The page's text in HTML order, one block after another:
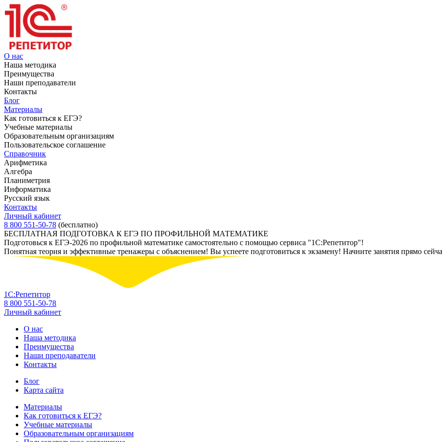
О нас
Наша методика
Преимущества
Наши преподаватели
Контакты
Блог
Материалы
Как готовиться к ЕГЭ?
Учебные материалы
Образовательным организациям
Пользовательское соглашение
Справочник
Арифметика
Алгебра
Планиметрия
Информатика
Русский язык
Контакты
Личный кабинет
8 800 551-50-78 (бесплатно)
БЕСПЛАТНАЯ ПОДГОТОВКА К ЕГЭ ПО ПРОФИЛЬНОЙ МАТЕМАТИКЕ
Подготовься к ЕГЭ-2026 по профильной математике самостоятельно с помощью сервиса "1С:Репетитор"!
Понятная теория и эффективные тренажеры с объяснением! Вы успеете подготовиться к экзамену! Начните занятия прямо
1С:Репетитор
8 800 551-50-78
Личный кабинет
О нас
Наша методика
Преимущества
Наши преподаватели
Контакты
Блог
Карта сайта
Материалы
Как готовиться к ЕГЭ?
Учебные материалы
Образовательным организациям